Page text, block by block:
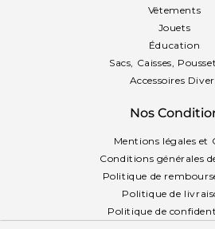
Vêtements
Jouets
Éducation
Sacs, Caisses,
Accessoires
Nos
Mentions légales et
Conditions générales
Politique de
Politique de
Politique de